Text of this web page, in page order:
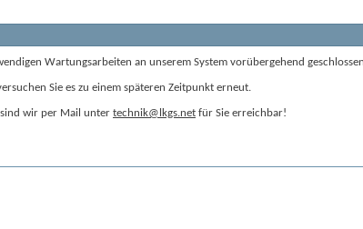
Wartungsarbeiten an unserem System vorübergehend
Sie es zu einem späteren Zeitpunkt erneut.
wir per Mail unter technik@lkgs.net für Sie erreichbar!